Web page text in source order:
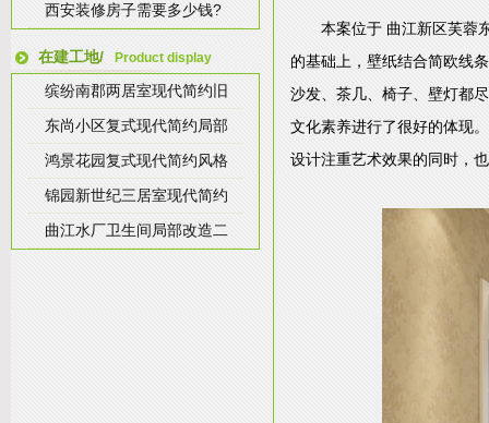
西安装修房子需要多少钱?
在建工地/ Product display
缤纷南郡两居室现代简约旧
东尚小区复式现代简约局部
鸿景花园复式现代简约风格
锦园新世纪三居室现代简约
曲江水厂卫生间局部改造二
本案位于 曲江新区芙蓉
的基础上，壁纸结合简欧线
沙发、茶几、椅子、壁灯都
文化素养进行了很好的体现
设计注重艺术效果的同时，